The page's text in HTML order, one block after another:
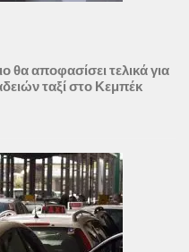
θα αποφασίσει τελικά για
ταξί στο Κεμπέκ